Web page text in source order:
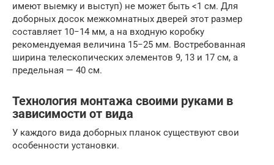
имеют выемку и выступ) не может быть <1 см. Для
доборных досок межкомнатных дверей этот размер
составляет 10−14 мм, а на входную коробку
рекомендуемая величина 15−25 мм. Востребованная
ширина телескопических элементов 9, 13 и 17 см, а
предельная — 40 см.
Технология монтажа своими руками в
зависимости от вида
У каждого вида доборных планок существуют свои
особенности установки.